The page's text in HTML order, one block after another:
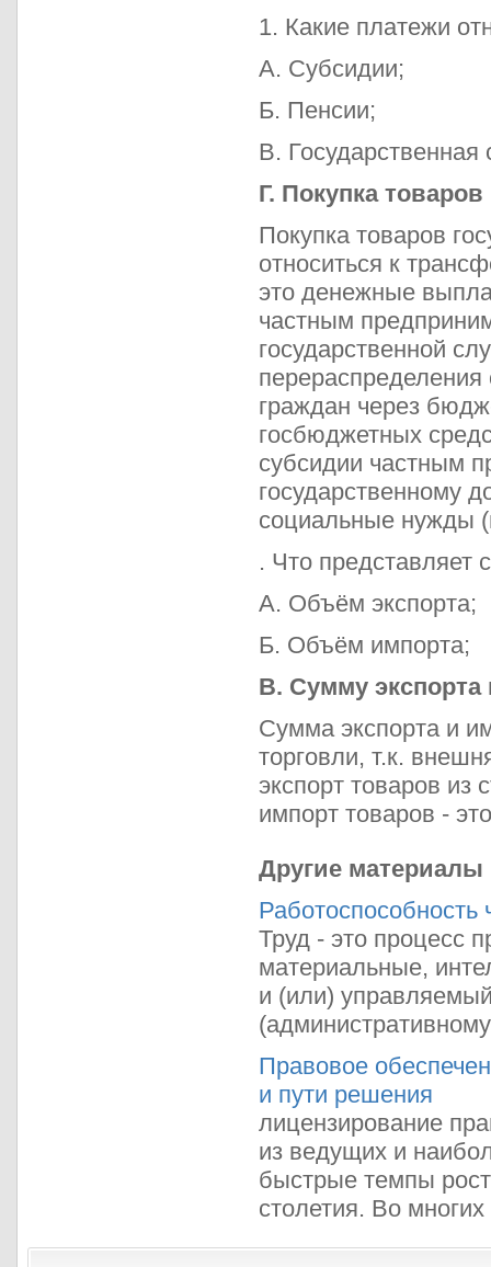
1. Какие платежи
А. Субсидии;
Б. Пенсии;
В. Государственная
Г. Покупка
Покупка товаров
относиться к
это денежные
частным
государственной
граждан через
госбюджетных
субсидии частным
государственному
социальные нужды
. Что представляет
А. Объём экспорта;
Б. Объём импорта;
В. Сумму экспорта
Сумма экспорта и
торговли, т.к.
экспорт товаров из
импорт товаров -
Другие материалы
Работоспособность
Труд - это процесс
материальные,
и (или)
Правовое
и пути решения
лицензирование
из ведущих и
быстрые темпы
столетия. Во